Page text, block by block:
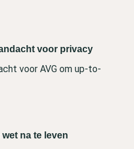
voor privacy
voor AVG om up-to-
na te leven